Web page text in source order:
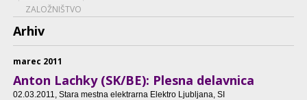
ZALOŽNIŠTVO
Arhiv
marec 2011
Anton Lachky (SK/BE): Plesna delavnica
02.03.2011
, Stara mestna elektrarna Elektro Ljubljana, SI